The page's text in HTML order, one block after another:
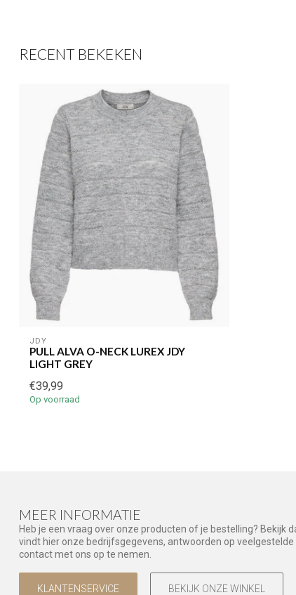
RECENT BEKEKEN
JDY
PULL ALVA O-NECK LUREX JDY
LIGHT GREY
€39,99
Op voorraad
MEER INFORMATIE
Heb je een vraag over onze producten of je bestelling? Bekijk
vindt hier onze bedrijfsgegevens, antwoorden op
contact met ons op te nemen.
KLANTENSERVICE BEKIJK ONZE WINKEL